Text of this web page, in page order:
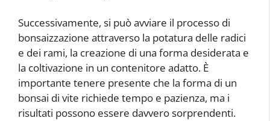
Successivamente, si può avviare il processo di
bonsaizzazione attraverso la potatura delle radici
e dei rami, la creazione di una forma desiderata e
la coltivazione in un contenitore adatto. È
importante tenere presente che la forma di un
bonsai di vite richiede tempo e pazienza, ma i
risultati possono essere davvero sorprendenti.